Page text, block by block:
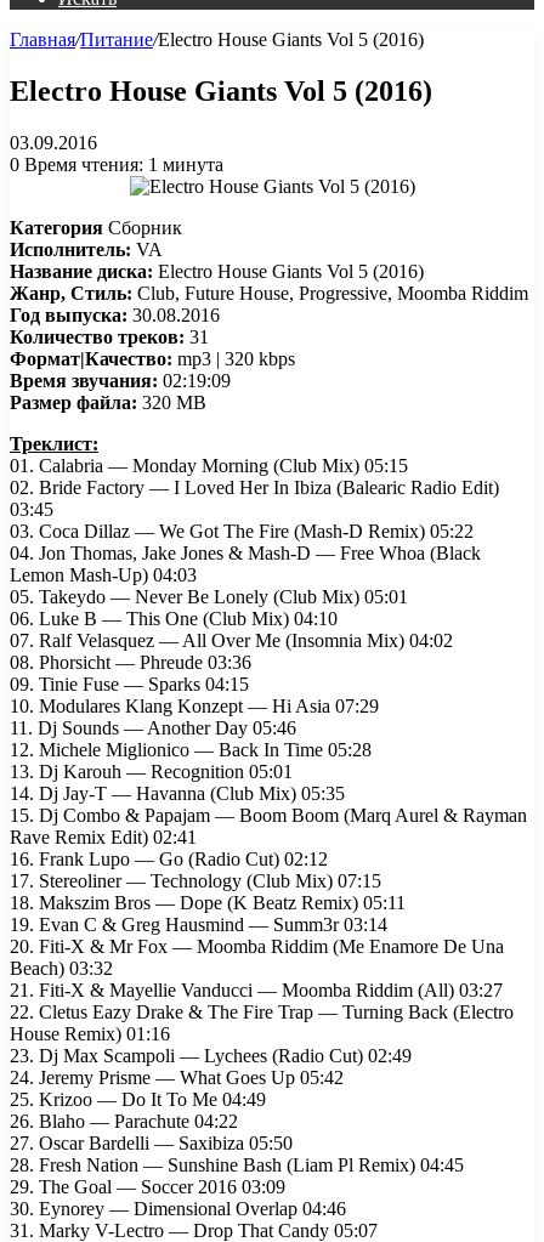
Главная/Питание/Electro House Giants Vol 5 (2016)
Electro House Giants Vol 5 (2016)
03.09.2016
0 Время чтения: 1 минута
Категория Сборник
Исполнитель: VA
Название диска: Electro House Giants Vol 5 (2016)
Жанр, Стиль: Club, Future House, Progressive, Moomba Riddim
Год выпуска: 30.08.2016
Количество треков: 31
Формат|Качество: mp3 | 320 kbps
Время звучания: 02:19:09
Размер файла: 320 MB
Треклист:
01. Calabria — Monday Morning (Club Mix) 05:15
02. Bride Factory — I Loved Her In Ibiza (Balearic Radio Edit)
03:45
03. Coca Dillaz — We Got The Fire (Mash-D Remix) 05:22
04. Jon Thomas, Jake Jones & Mash-D — Free Whoa (Black
Lemon Mash-Up) 04:03
05. Takeydo — Never Be Lonely (Club Mix) 05:01
06. Luke B — This One (Club Mix) 04:10
07. Ralf Velasquez — All Over Me (Insomnia Mix) 04:02
08. Phorsicht — Phreude 03:36
09. Tinie Fuse — Sparks 04:15
10. Modulares Klang Konzept — Hi Asia 07:29
11. Dj Sounds — Another Day 05:46
12. Michele Miglionico — Back In Time 05:28
13. Dj Karouh — Recognition 05:01
14. Dj Jay-T — Havanna (Club Mix) 05:35
15. Dj Combo & Papajam — Boom Boom (Marq Aurel & Rayman
Rave Remix Edit) 02:41
16. Frank Lupo — Go (Radio Cut) 02:12
17. Stereoliner — Technology (Club Mix) 07:15
18. Makszim Bros — Dope (K Beatz Remix) 05:11
19. Evan C & Greg Hausmind — Summ3r 03:14
20. Fiti-X & Mr Fox — Moomba Riddim (Me Enamore De Una
Beach) 03:32
21. Fiti-X & Mayellie Vanducci — Moomba Riddim (All) 03:27
22. Cletus Eazy Drake & The Fire Trap — Turning Back (Electro
House Remix) 01:16
23. Dj Max Scampoli — Lychees (Radio Cut) 02:49
24. Jeremy Prisme — What Goes Up 05:42
25. Krizoo — Do It To Me 04:49
26. Blaho — Parachute 04:22
27. Oscar Bardelli — Saxibiza 05:50
28. Fresh Nation — Sunshine Bash (Liam Pl Remix) 04:45
29. The Goal — Soccer 2016 03:09
30. Eynorey — Dimensional Overlap 04:46
31. Marky V-Lectro — Drop That Candy 05:07